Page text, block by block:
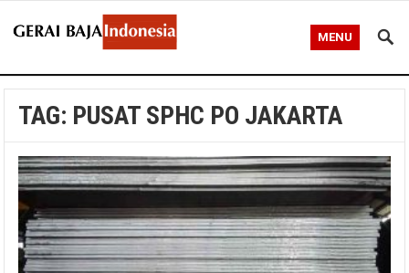
MENU
TAG: PUSAT SPHC PO JAKARTA